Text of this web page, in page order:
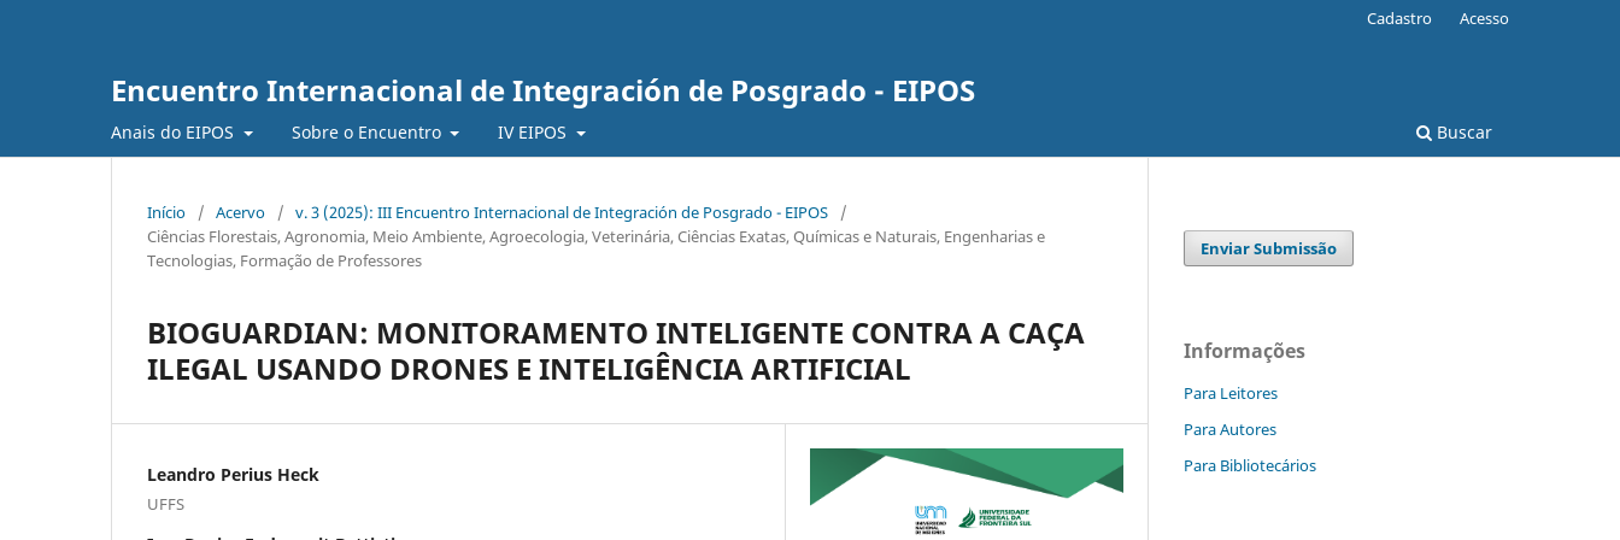
Encuentro Internacional de Integración de Posgrado - EIPOS
Anais do EIPOS Sobre o Encuentro IV EIPOS Buscar
Cadastro Acesso
Início / Acervo / v. 3 (2025): III Encuentro Internacional de Integración de Posgrado - EIPOS
/
Ciências Florestais, Agronomia, Meio Ambiente, Agroecologia, Veterinária, Ciências Exatas, Químicas e Naturais, Engenharias e
Tecnologias, Formação de Professores
BIOGUARDIAN: MONITORAMENTO INTELIGENTE CONTRA A CAÇA
ILEGAL USANDO DRONES E INTELIGÊNCIA ARTIFICIAL
Leandro Perius Heck
UFFS
Enviar Submissão
Informações
Para Leitores
Para Autores
Para Bibliotecários